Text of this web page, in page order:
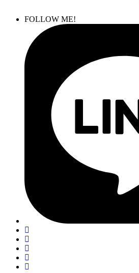
FOLLOW ME!